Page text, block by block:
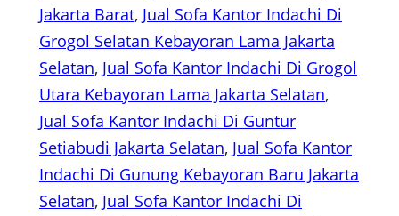
Jakarta Barat, Jual Sofa Kantor Indachi Di
Grogol Selatan Kebayoran Lama Jakarta
Selatan, Jual Sofa Kantor Indachi Di Grogol
Utara Kebayoran Lama Jakarta Selatan
Jual Sofa Kantor Indachi Di Guntur
Setiabudi Jakarta Selatan, Jual Sofa Kantor
Indachi Di Gunung Kebayoran Baru Jakarta
Selatan, Jual Sofa Kantor Indachi Di